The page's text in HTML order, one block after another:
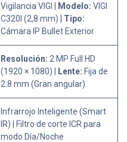
Vigilancia VIGI |
Modelo: VIGI
C320I (2,8 mm) | Tipo:
Cámara IP Bullet Exterior
Resolución: 2 MP Full HD
(1920 × 1080) |
Lente: Fija de
2.8 mm (Gran angular)
Infrarrojo Inteligente (Smart
IR) | Filtro de corte ICR para
modo Día/Noche